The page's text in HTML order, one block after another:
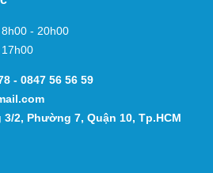
- 20h00
- 0847 56 56 59
2, Phường 7, Quận 10, Tp.HCM